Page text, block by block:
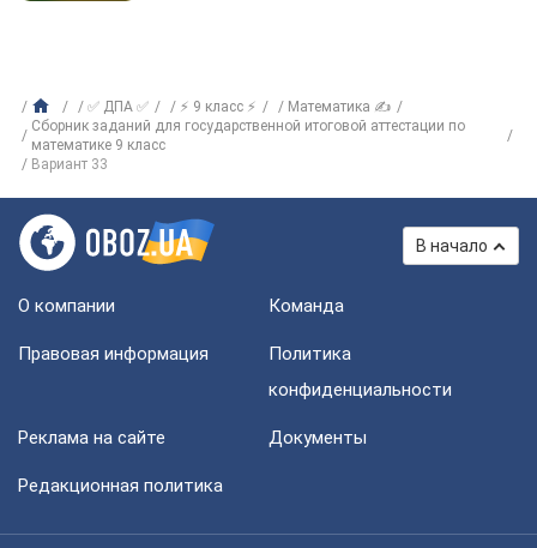
✅ ДПА ✅ ⚡ 9 класс ⚡
Математика ✍
Сборник заданий для государственной итоговой аттестации по
математике 9 класс
Вариант 33
В начало
О компании Команда
Правовая информация
Политика
конфиденциальности
Реклама на сайте Документы
Редакционная политика